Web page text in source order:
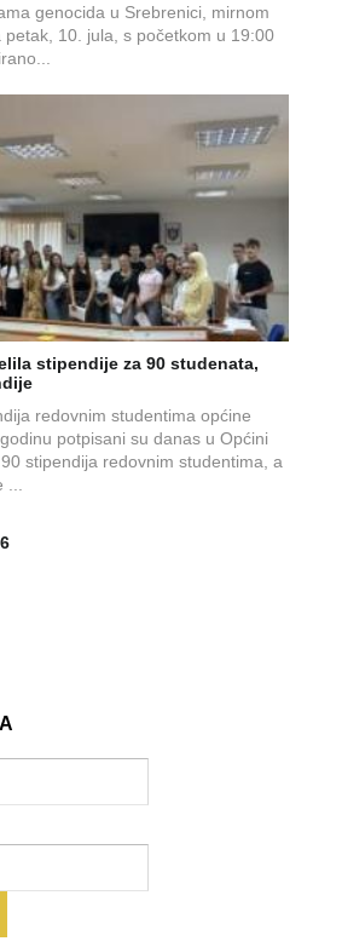
genocida u Srebrenici, mirnom
10. jula, s početkom u 19:00
stipendije za 90 studenata,
redovnim studentima općine
potpisani su danas u Općini
stipendija redovnim studentima, a
...